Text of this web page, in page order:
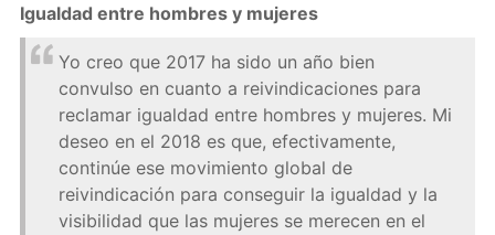
Igualdad entre hombres y mujeres
Yo creo que 2017 ha sido un año bien
convulso en cuanto a reivindicaciones para
reclamar igualdad entre hombres y mujeres. Mi
deseo en el 2018 es que, efectivamente,
continúe ese movimiento global de
reivindicación para conseguir la igualdad y la
visibilidad que las mujeres se merecen en el